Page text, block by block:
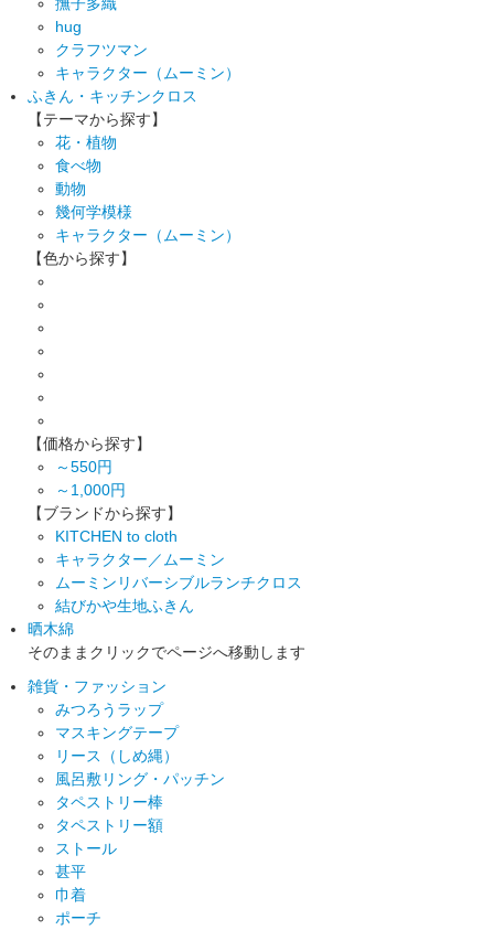
hug
クラフツマン
キャラクター（ムーミン）
ふきん・キッチンクロス
【テーマから探す】
花・植物
食べ物
動物
幾何学模様
キャラクター（ムーミン）
【色から探す】
【価格から探す】
～550円
～1,000円
【ブランドから探す】
KITCHEN to cloth
キャラクター／ムーミン
ムーミンリバーシブルランチクロス
結びかや生地ふきん
晒木綿
そのままクリックでページへ移動します
雑貨・ファッション
みつろうラップ
マスキングテープ
リース（しめ縄）
風呂敷リング・パッチン
タペストリー棒
タペストリー額
ストール
甚平
巾着
ポーチ